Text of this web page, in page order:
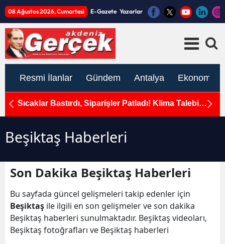
08 Ağustos 2026, Cumartesi E-Gazete Yazarlar
Resmi İlanlar Gündem Antalya Ekonomi
Sıcaklar Bastırdı, Siparişler Patladı! Klima Talebi
Beşiktaş Haberleri
Son Dakika Beşiktaş Haberleri
Bu sayfada güncel gelişmeleri takip edenler için
Beşiktaş ile ilgili en son gelişmeler ve son dakika
Beşiktaş haberleri sunulmaktadır. Beşiktaş videoları,
Beşiktaş fotoğrafları ve Beşiktaş haberleri